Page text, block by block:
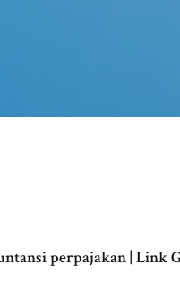
perpajakan | Link